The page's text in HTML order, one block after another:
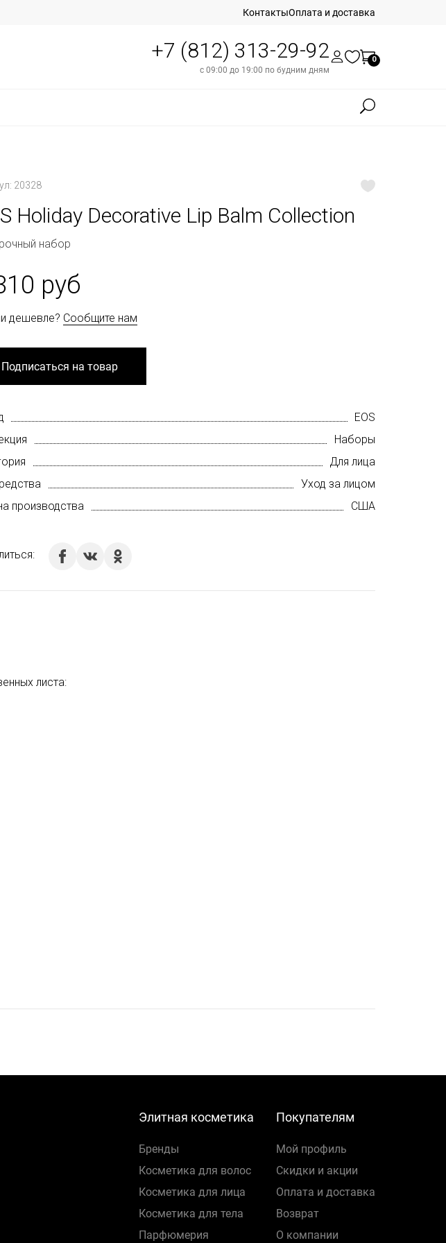
КонтактыОплата и доставка
+7 (812) 313-29-92
с 09:00 до 19:00 по будним дням
0
20328
Holiday Decorative Lip Balm Collection
набор
руб
дешевле? Сообщите нам
Подписаться на товар
EOS
Наборы
Для лица
Уход за лицом
производства
США
листа:
Элитная косметика
Бренды
Косметика для волос
Косметика для лица
Косметика для тела
Парфюмерия
Покупателям
Мой профиль
Скидки и акции
Оплата и доставка
Возврат
О компании